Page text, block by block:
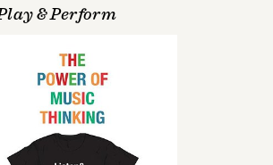
& Perform